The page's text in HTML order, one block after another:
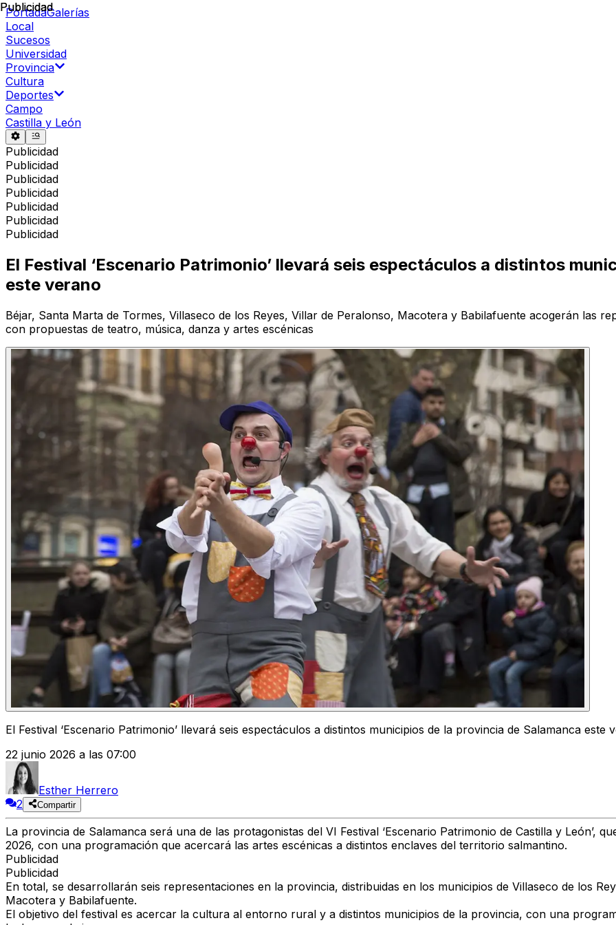
PortadaGalerías
Local
Sucesos
Universidad
Provincia
Cultura
Deportes
Campo
Castilla y León
Publicidad
Publicidad
Publicidad
Publicidad
Publicidad
Publicidad
Publicidad
Publicidad
El Festival ‘Escenario Patrimonio’ llevará seis espectáculos a distintos
este verano
Béjar, Santa Marta de Tormes, Villaseco de los Reyes, Villar de Peralonso, Macotera y Babilafuente acogerán las
con propuestas de teatro, música, danza y artes escénicas
El Festival ‘Escenario Patrimonio’ llevará seis espectáculos a distintos municipios de la provincia de Salamanca este
22 junio 2026 a las 07:00
Esther Herrero
2
Compartir
La provincia de Salamanca será una de las protagonistas del VI Festival ‘Escenario Patrimonio de Castilla y León’,
2026, con una programación que acercará las artes escénicas a distintos enclaves del territorio salmantino.
Publicidad
Publicidad
En total, se desarrollarán seis representaciones en la provincia, distribuidas en los municipios de Villaseco de los
Macotera y Babilafuente.
El objetivo del festival es acercar la cultura al entorno rural y a distintos municipios de la provincia, con una
Publicidad